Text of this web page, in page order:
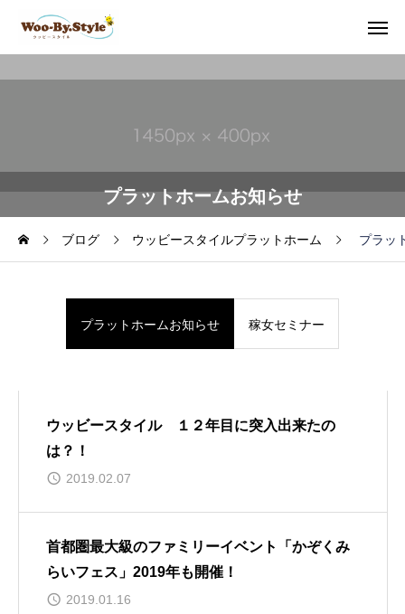
プラットホームお知らせ
ブログ ウッビースタイルプラットホーム プラッ
プラットホームお知らせ 稼女セミナー
ウッビースタイル １２年目に突入出来たの
は？！
2019.02.07
首都圏最大級のファミリーイベント「かぞくみ
らいフェス」2019年も開催！
2019.01.16